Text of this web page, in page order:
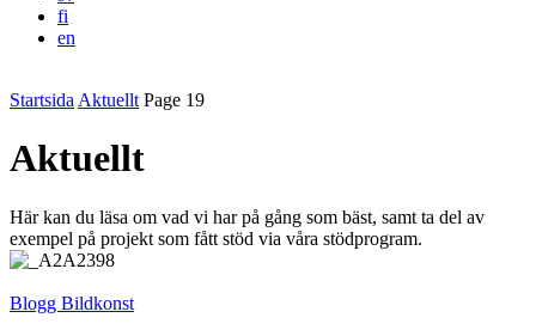
fi
en
Startsida Aktuellt Page 19
Aktuellt
Här kan du läsa om vad vi har på gång som bäst, samt ta del av
exempel på projekt som fått stöd via våra stödprogram.
Blogg Bildkonst